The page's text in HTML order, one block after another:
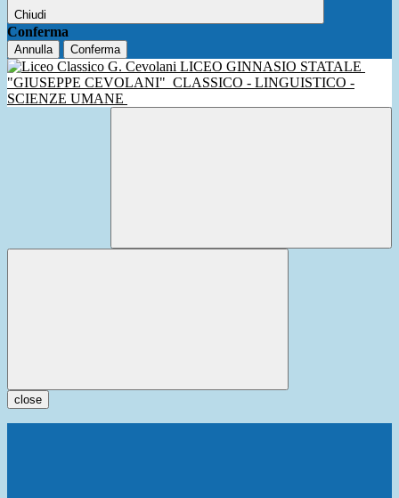
Chiudi
Conferma
Annulla Conferma
LICEO GINNASIO STATALE
"GIUSEPPE CEVOLANI" CLASSICO - LINGUISTICO -
SCIENZE UMANE
close